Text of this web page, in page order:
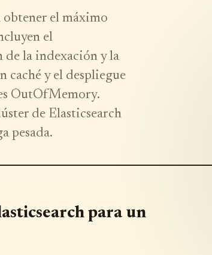
el máximo
el
la indexación y la
caché y el despliegue
OutOfMemory.
de Elasticsearch
pesada.
para un